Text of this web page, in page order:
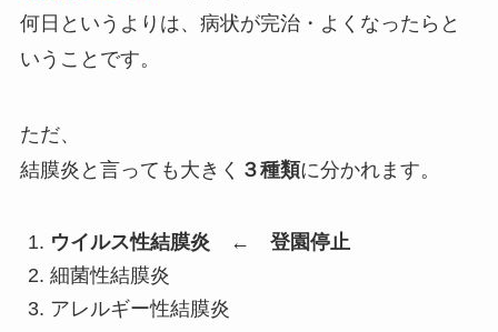
何日というよりは、病状が完治・よくなったらと
いうことです。
ただ、
結膜炎と言っても大きく ３種類に分かれます。
ウイルス性結膜炎 ← 登園停止
細菌性結膜炎
アレルギー性結膜炎